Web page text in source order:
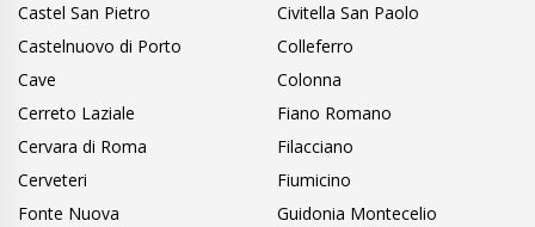
Castel San Pietro
Castelnuovo di Porto
Cave
Cerreto Laziale
Cervara di Roma
Cerveteri
Civitella San Paolo
Colleferro
Colonna
Fiano Romano
Filacciano
Fiumicino
Fonte Nuova
Guidonia Montecelio